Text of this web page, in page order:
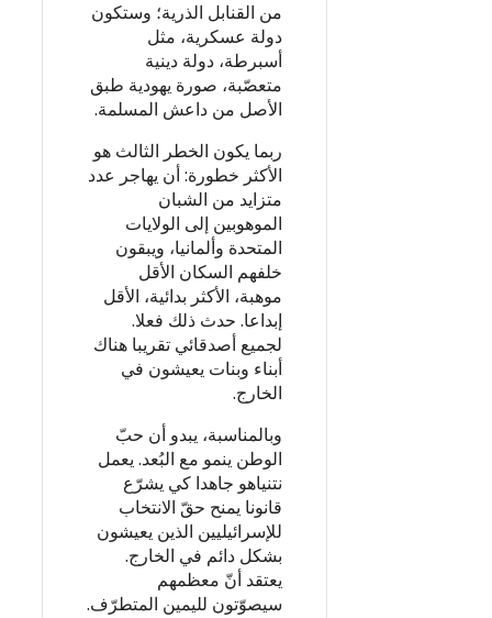
من القنابل الذرية؛ وستكون
دولة عسكرية، مثل
أسبرطة، دولة دينية
متعصّبة، صورة يهودية طبق
الأصل من داعش المسلمة.
ربما يكون الخطر الثالث هو
الأكثر خطورة: أن يهاجر عدد
متزايد من الشبان
الموهوبين إلى الولايات
المتحدة وألمانيا، ويبقون
خلفهم السكان الأقل
موهبة، الأكثر بدائية، الأقل
إبداعا. حدث ذلك فعلا.
لجميع أصدقائي تقريبا هناك
أبناء وبنات يعيشون في
الخارج.
وبالمناسبة، يبدو أن حبّ
الوطن ينمو مع البُعد. يعمل
نتنياهو جاهدا كي يشرّع
قانونا يمنح حقّ الانتخاب
للإسرائيليين الذين يعيشون
بشكل دائم في الخارج.
يعتقد أنّ معظمهم
سيصوّتون لليمين المتطرّف.